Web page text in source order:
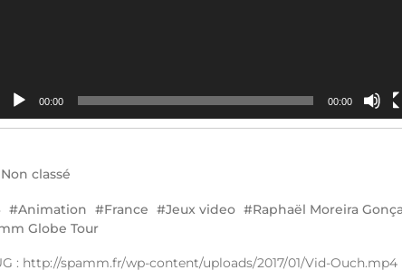
00:00 00:00
Non classé
Animation France Jeux video
Raphaël Moreira
Globe Tour
: http://spamm.fr/wp-content/uploads/2017/01/Vid-Ouch.mp4